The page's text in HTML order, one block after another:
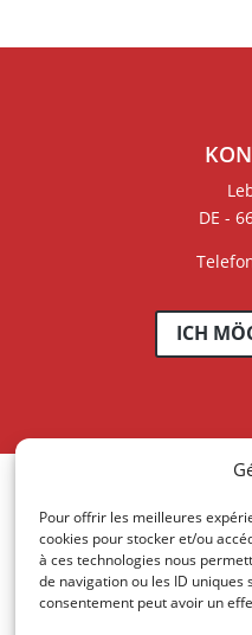
Pour offrir les meilleures
cookies pour stocker et/ou
à ces technologies nous
de navigation ou les ID
consentement peut avoir un
DE -
ICH